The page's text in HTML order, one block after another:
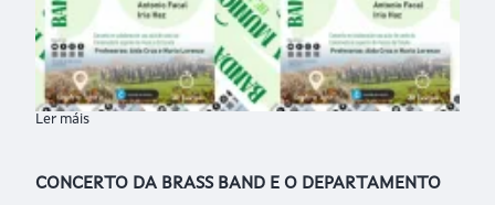
Ler máis
CONCERTO DA BRASS BAND E O DEPARTAMENTO